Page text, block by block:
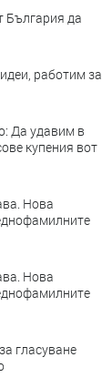
България да
работим за
Да удавим в
купения вот
Нова
Нова
гласуване